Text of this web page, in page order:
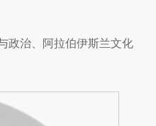
政治、阿拉伯伊斯兰文化